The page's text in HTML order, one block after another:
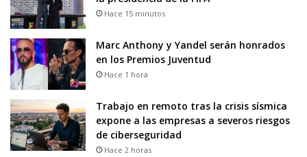
Hace 15 minutos
Marc Anthony y Yandel serán honrados
en los Premios Juventud
Hace 1 hora
Trabajo en remoto tras la crisis sísmica
expone a las empresas a severos riesgos
de ciberseguridad
Hace 2 horas